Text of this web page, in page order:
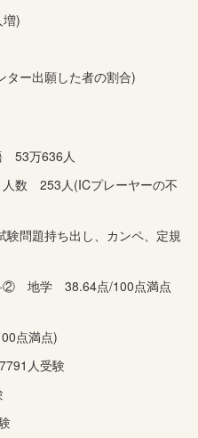
)
ター出願した者の割合)
53万636人
数 253人(ICプレーヤーの不
問題持ち出し、カンペ、定規
地学 38.64点/100点満点
点満点)
人受験